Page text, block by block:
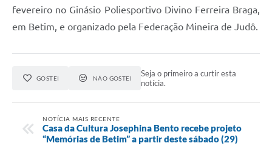
fevereiro no Ginásio Poliesportivo Divino Ferreira Braga,
em Betim, e organizado pela Federação Mineira de Judô.
GOSTEI NÃO GOSTEI
Seja o primeiro a curtir esta
notícia.
NOTÍCIA MAIS RECENTE
Casa da Cultura Josephina Bento recebe projeto
“Memórias de Betim” a partir deste sábado (29)